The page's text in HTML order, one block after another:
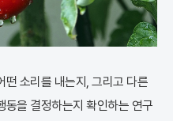
소리를 내는지, 그리고 다른
을 결정하는지 확인하는 연구